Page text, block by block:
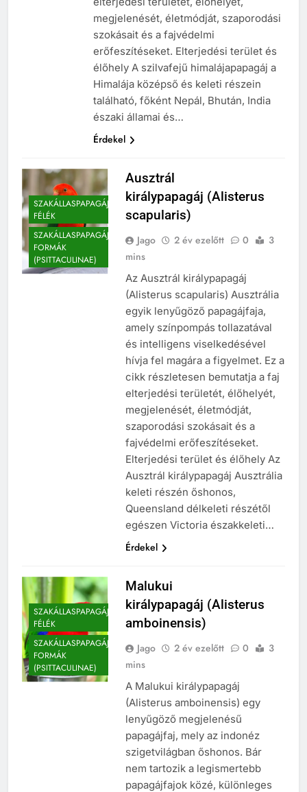
megjelenését, életmódját, szaporodási
szokásait és a fajvédelmi
erőfeszítéseket. Elterjedési terület és
élőhely A szilvafejű himalájapapagáj a
Himalája középső és keleti részein
található, főként Nepál, Bhután, India
északi államai és…
Érdekel
SZAKÁLLASPAPAGÁJ
FÉLÉK
SZAKÁLLASPAPAGÁJ-
FORMÁK
(PSITTACULINAE)
Ausztrál
királypapagáj (Alisterus
scapularis)
Jago 2 év ezelőtt 0
3
mins
Az Ausztrál királypapagáj
(Alisterus scapularis) Ausztrália
egyik lenyűgöző papagájfaja,
amely színpompás tollazatával
és intelligens viselkedésével
hívja fel magára a figyelmet. Ez a
cikk részletesen bemutatja a faj
elterjedési területét, élőhelyét,
megjelenését, életmódját,
szaporodási szokásait és a
fajvédelmi erőfeszítéseket.
Elterjedési terület és élőhely Az
Ausztrál királypapagáj Ausztrália
keleti részén őshonos,
Queensland délkeleti részétől
egészen Victoria északkeleti…
Érdekel
SZAKÁLLASPAPAGÁJ
FÉLÉK
SZAKÁLLASPAPAGÁJ-
FORMÁK
(PSITTACULINAE)
Malukui
királypapagáj (Alisterus
amboinensis)
Jago 2 év ezelőtt 0
3
mins
A Malukui királypapagáj
(Alisterus amboinensis) egy
lenyűgöző megjelenésű
papagájfaj, mely az indonéz
szigetvilágban őshonos. Bár
nem tartozik a legismertebb
papagájfajok közé, különleges